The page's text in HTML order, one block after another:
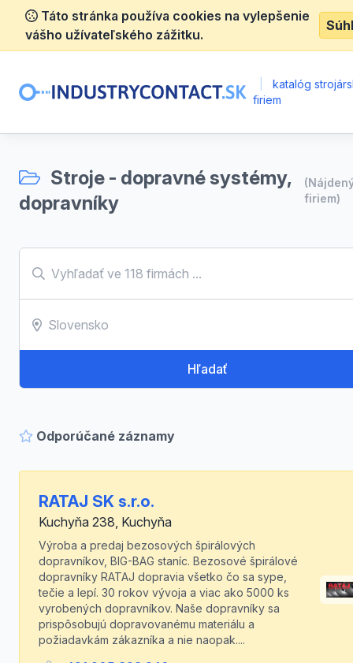
Táto stránka používa cookies na vylepšenie
vášho užívateľského zážitku.
katalóg
firiem
Stroje - dopravné systémy,
dopravníky
firiem)
Hľadať
Odporúčané záznamy
RATAJ SK s.r.o.
Kuchyňa 238, Kuchyňa
Výroba a predaj bezosových špirálových
dopravníkov, BIG-BAG staníc. Bezosové špirálové
dopravníky RATAJ dopravia všetko čo sa sype,
tečie a lepí. 30 rokov vývoja a viac ako 5000 ks
vyrobených dopravníkov. Naše dopravníky sa
prispôsobujú dopravovanému materiálu a
požiadavkám zákazníka a nie naopak....